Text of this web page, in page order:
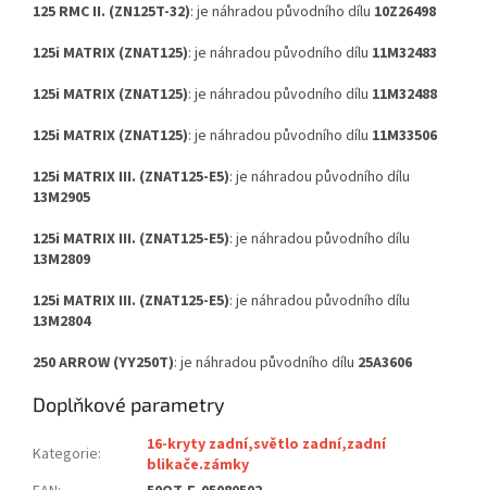
125 RMC II. (ZN125T-32): je náhradou původního dílu 10Z26498
125i MATRIX (ZNAT125): je náhradou původního dílu 11M32483
125i MATRIX (ZNAT125): je náhradou původního dílu 11M32488
125i MATRIX (ZNAT125): je náhradou původního dílu 11M33506
125i MATRIX III. (ZNAT125-E5): je náhradou původního dílu
13M2905
125i MATRIX III. (ZNAT125-E5): je náhradou původního dílu
13M2809
125i MATRIX III. (ZNAT125-E5): je náhradou původního dílu
13M2804
250 ARROW (YY250T): je náhradou původního dílu 25A3606
Doplňkové parametry
Kategorie:
16-kryty zadní,světlo zadní,zadní
blikače.zámky